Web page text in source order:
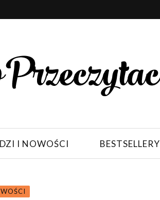
I NOWOŚCI BESTSELLERY